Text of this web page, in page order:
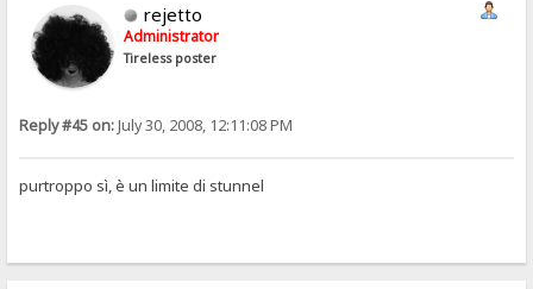
rejetto
Administrator
Tireless poster
Reply #45 on:July 30, 2008, 12:11:08 PM
purtroppo sì, è un limite di stunnel